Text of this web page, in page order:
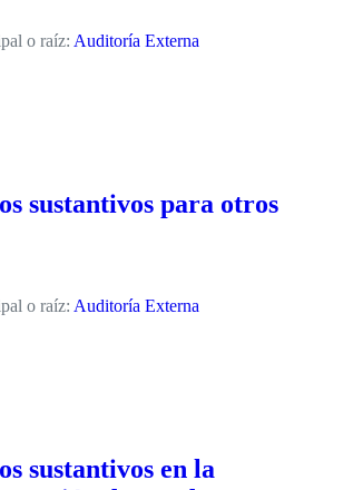
o raíz: Auditoría Externa
sustantivos para otros
o raíz: Auditoría Externa
sustantivos en la